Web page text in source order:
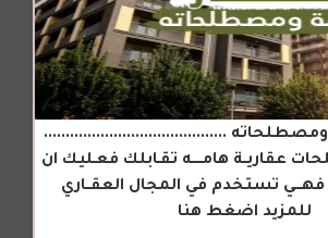
..........................................
هامـــــه تقـابلك فعـليك ان
تستخدم في المجال العقــاري
للمزيد اضغط هنا